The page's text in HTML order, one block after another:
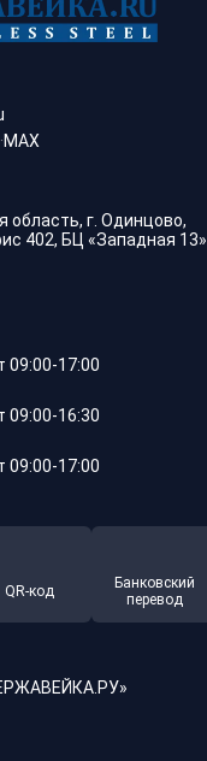
·MAX
область, г. Одинцово,
402, БЦ «Западная 13».
09:00-17:00
09:00-16:30
09:00-17:00
QR-код
Банковский
перевод